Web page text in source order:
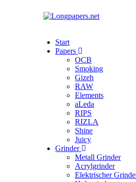
Start
Papers
OCB
Smoking
Gizeh
RAW
Elements
aLeda
RIPS
RIZLA
Shine
Juicy
Grinder
Metall Grinder
Acrylgrinder
Elektrischer